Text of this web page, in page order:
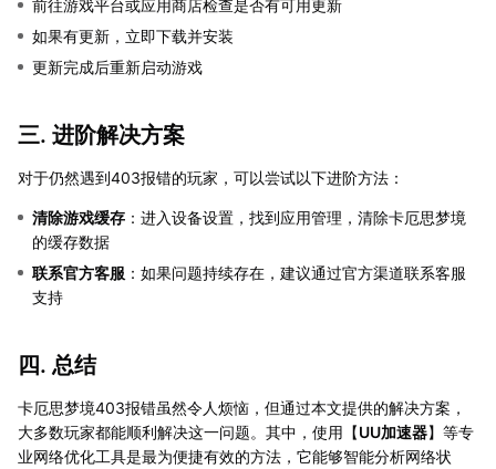
前往游戏平台或应用商店检查是否有可用更新
如果有更新，立即下载并安装
更新完成后重新启动游戏
三. 进阶解决方案
对于仍然遇到403报错的玩家，可以尝试以下进阶方法：
清除游戏缓存 ：进入设备设置，找到应用管理，清除卡厄思梦境
的缓存数据
联系官方客服 ：如果问题持续存在，建议通过官方渠道联系客服
支持
四. 总结
卡厄思梦境403报错虽然令人烦恼，但通过本文提供的解决方案，
大多数玩家都能顺利解决这一问题。其中，使用【UU加速器】等专
业网络优化工具是最为便捷有效的方法，它能够智能分析网络状